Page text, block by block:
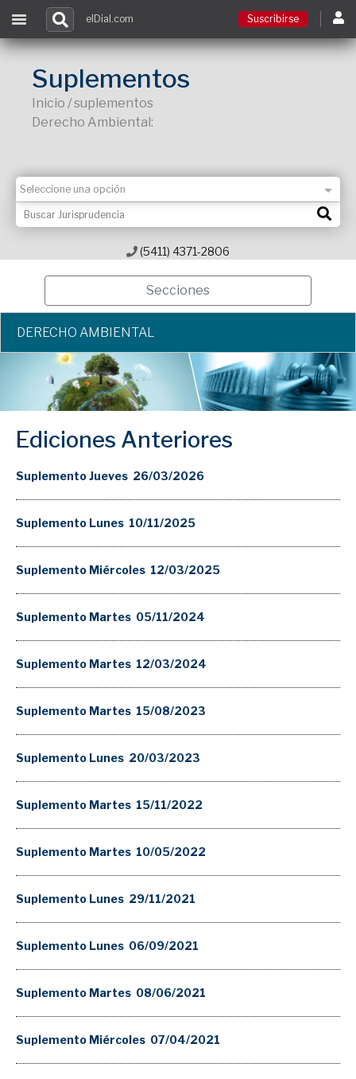
elDial.com Suscribirse
Suplementos
Inicio / suplementos
Derecho Ambiental:
(5411) 4371-2806
Secciones
DERECHO AMBIENTAL
Ediciones Anteriores
Suplemento Jueves 26/03/2026
Suplemento Lunes 10/11/2025
Suplemento Miércoles 12/03/2025
Suplemento Martes 05/11/2024
Suplemento Martes 12/03/2024
Suplemento Martes 15/08/2023
Suplemento Lunes 20/03/2023
Suplemento Martes 15/11/2022
Suplemento Martes 10/05/2022
Suplemento Lunes 29/11/2021
Suplemento Lunes 06/09/2021
Suplemento Martes 08/06/2021
Suplemento Miércoles 07/04/2021